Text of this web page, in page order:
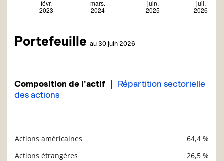
Portefeuille au 30 juin 2026
Composition de l'actif | Répartition sectorielle
des actions
Actions américaines
64,4 %
Actions étrangères
26,5 %